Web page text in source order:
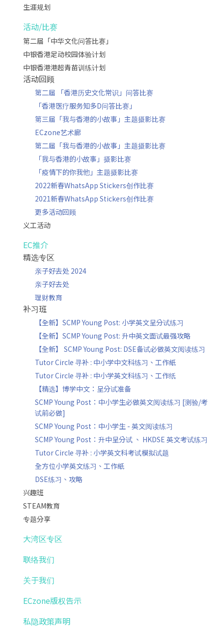
生涯规划
活动/比赛
第二届「中华文化问答比赛」
中银香港足动校园体验计划
中银香港港超青苗训练计划
活动回顾
第二届 「香港历史文化常识」问答比赛
「香港医疗服务知多D问答比赛」
第三届「我与香港的小故事」主题摄影比赛
ECzone艺术廊
第二届「我与香港的小故事」主题摄影比赛
「我与香港的小故事」摄影比赛
「疫情下的你我他」主题摄影比赛
2022新春WhatsApp Stickers创作比赛
2021新春WhatsApp Stickers创作比赛
更多活动回顾
义工活动
EC推介
精选专区
亲子好去处 2024
亲子好去处
理财教育
补习班
【全新】SCMP Young Post: 小学英文呈分试练习
【全新】SCMP Young Post: 升中英文面试最强攻略
【全新】 SCMP Young Post: DSE备试必做英文阅读练习
Tutor Circle 寻补 : 中小学中文科练习、工作紙
Tutor Circle 寻补 : 中小学英文科练习、工作纸
【精选】博学中文：呈分试准备
SCMP Young Post：中小学生必做英文阅读练习 [测验/考
试前必做]
SCMP Young Post：中小学生 - 英文阅读练习
SCMP Young Post：升中呈分试 、 HKDSE 英文考试练习
Tutor Circle 寻补 : 小学英文科考试模拟试题
全方位小学英文练习、工作紙
DSE练习、攻略
兴趣班
STEAM教育
专题分享
大湾区专区
联络我们
关于我们
ECzone版权告示
私隐政策声明